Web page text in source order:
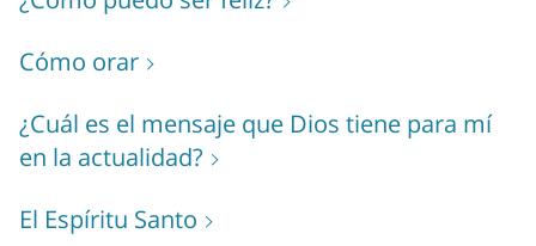
Cómo orar
¿Cuál es el mensaje que Dios tiene para mí
en la actualidad?
El Espíritu Santo